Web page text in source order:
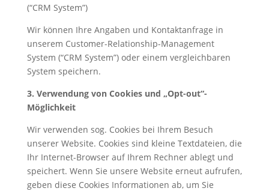
(“CRM System”)
Wir können Ihre Angaben und Kontaktanfrage in
unserem Customer-Relationship-Management
System (“CRM System”) oder einem vergleichbaren
System speichern.
3. Verwendung von Cookies und „Opt-out“-
Möglichkeit
Wir verwenden sog. Cookies bei Ihrem Besuch
unserer Website. Cookies sind kleine Textdateien, die
Ihr Internet-Browser auf Ihrem Rechner ablegt und
speichert. Wenn Sie unsere Website erneut aufrufen,
geben diese Cookies Informationen ab, um Sie